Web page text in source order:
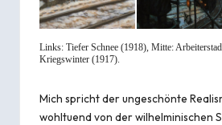
Links: Tiefer Schnee (1918), Mitte:
Kriegswinter (1917).
Mich spricht der ungeschönte
wohltuend von der wilhelminischen